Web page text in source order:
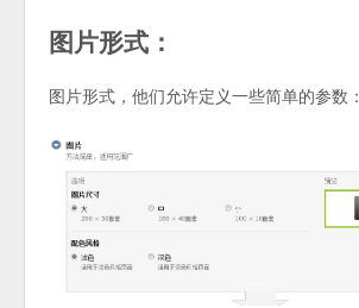
图片形式：
图片形式，他们允许定义一些简单的参数：